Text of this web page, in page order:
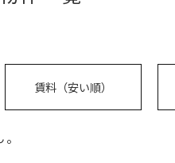
賃料（安い順）